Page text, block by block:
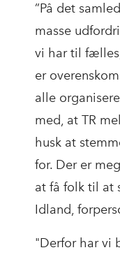
”På det
masse
vi har til
er
alle
med, at TR
husk at
for. Der er
at få folk til at
Idland,
"Derfor har vi